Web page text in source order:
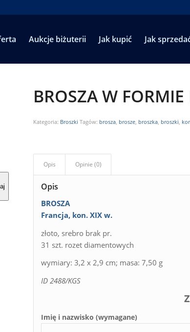
Aukcje biżuterii Jak kupić Jak
BROSZA W
Kategoria: Broszki Tagów: brosza, brosze, broszka, broszki,
Opis Opinie (0)
Opis
BROSZA
Francja, kon. XIX w.
złoto, srebro brak pr.
31 szt. rozet diamentowych
wymiary: 3,2 x 2,9 cm; masa: 7,50 g
ID 2488/KGS
Imię i nazwisko (wymagane)